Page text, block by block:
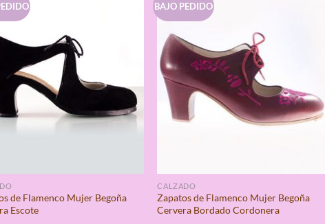
de Flamenco Mujer Begoña
Escote
BAJO PEDIDO
CALZADO
Zapatos de Flamenco Mujer Begoña
Cervera Bordado Cordonera